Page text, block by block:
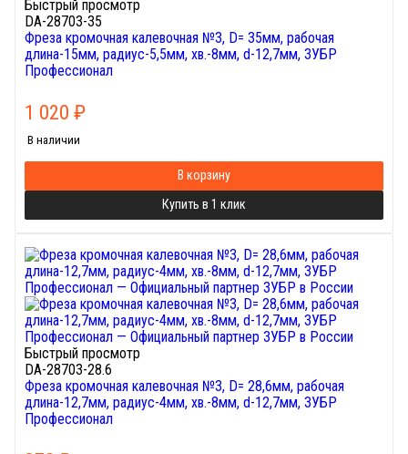
Быстрый просмотр
DA-28703-35
Фреза кромочная калевочная №3, D= 35мм, рабочая
длина-15мм, радиус-5,5мм, хв.-8мм, d-12,7мм, ЗУБР
Профессионал
1 020 ₽
В наличии
В корзину
Купить в 1 клик
Быстрый просмотр
DA-28703-28.6
Фреза кромочная калевочная №3, D= 28,6мм, рабочая
длина-12,7мм, радиус-4мм, хв.-8мм, d-12,7мм, ЗУБР
Профессионал